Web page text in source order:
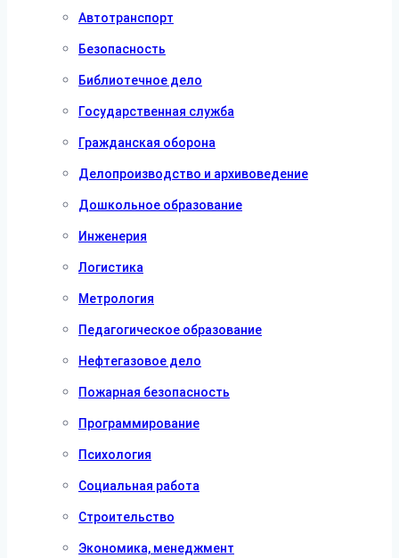
Автотранспорт
Безопасность
Библиотечное дело
Государственная служба
Гражданская оборона
Делопроизводство и архивоведение
Дошкольное образование
Инженерия
Логистика
Метрология
Педагогическое образование
Нефтегазовое дело
Пожарная безопасность
Программирование
Психология
Социальная работа
Строительство
Экономика, менеджмент